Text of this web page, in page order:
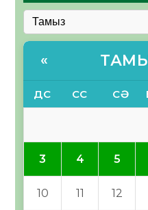
«
ДС СС СӘ
3 4 5
10 11 12